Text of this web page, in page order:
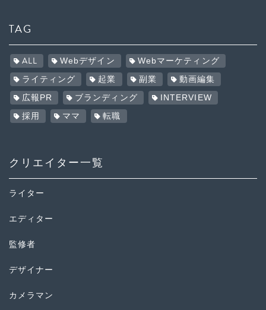
TAG
ALL Webデザイン Webマーケティング
ライティング 起業 副業 動画編集
広報PR ブランディング INTERVIEW
採用 ママ 転職
クリエイター一覧
ライター
エディター
監修者
デザイナー
カメラマン